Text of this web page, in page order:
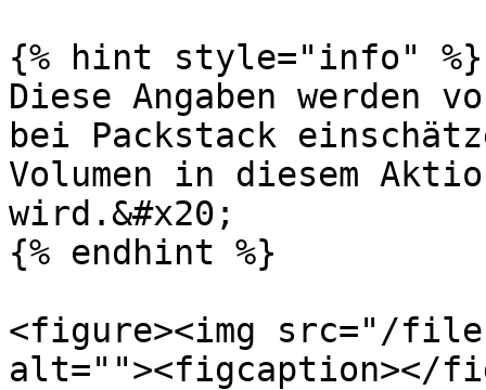
{% hint style="info" %}
Diese Angaben
bei Packstack
Volumen in diesem
wird.&#x20;
{% endhint %}
<figure><img src="/files/
alt=""><figcaption></